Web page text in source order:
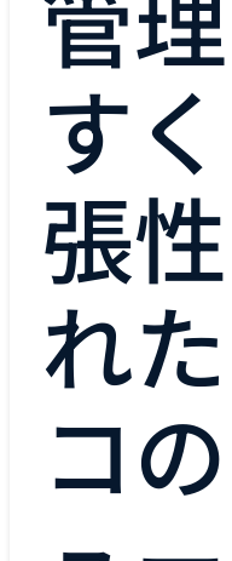
管
す
張
れ
コ